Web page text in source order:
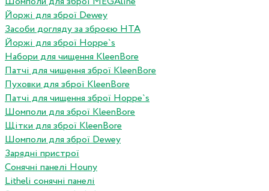
Йоржі для зброї Dewey
Засоби догляду за зброєю HTA
Йоржі для зброї Hoppe`s
Набори для чищення KleenBore
Патчі для чищення зброї KleenBore
Пуховки для зброї KleenBore
Патчі для чищення зброї Hoppe`s
Шомполи для зброї KleenBore
Щітки для зброї KleenBore
Шомполи для зброї Dewey
Зарядні пристрої
Сонячні панелі Houny
Litheli сонячні панелі